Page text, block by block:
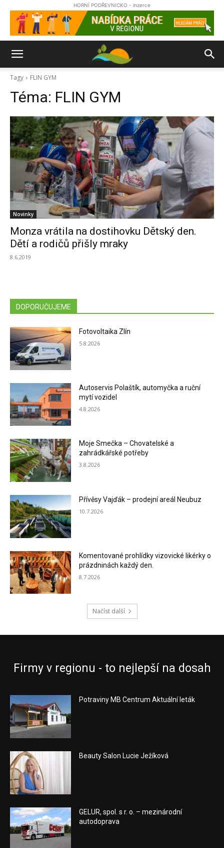
HORNÍ PODŘEVNICKO - inzerce
Tagy FLIN GYM
Téma: FLIN GYM
Novinky
Monza vrátila na dostihovku Dětský den.
Dětí a rodičů přišly mraky
8.6.2019
DOPORUČUJEME
Fotovoltaika Zlín
5.8.2026
Autoservis Polaštík, automyčka a ruční
mytí vozidel
4.8.2026
Moje Smečka – Chovatelské a
zahrádkářské potřeby
3.8.2026
Přívěsy Vajďák – prodejní areál Neubuz
10.7.2026
Komentované prohlídky vizovické likérky o
prázdninách každý den.
8.7.2026
Načíst další
Firmy v regionu - to nejlepší na dosah
Potraviny MB Centrum Aktuální leták
Beauty Salon Lucie Ježíková
GELUR, spol. s r. o. – mezinárodní
autodoprava